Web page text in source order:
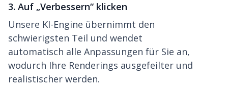
3. Auf „Verbessern“ klicken
Unsere KI-Engine übernimmt den
schwierigsten Teil und wendet
automatisch alle Anpassungen für Sie an,
wodurch Ihre Renderings ausgefeilter und
realistischer werden.